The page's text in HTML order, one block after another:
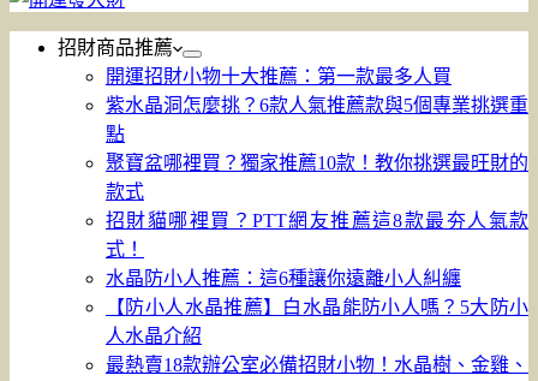
招財商品推薦
開運招財小物十大推薦：第一款最多人買
紫水晶洞怎麼挑？6款人氣推薦款與5個專業挑選重
點
聚寶盆哪裡買？獨家推薦10款！教你挑選最旺財的
款式
招財貓哪裡買？PTT網友推薦這8款最夯人氣款
式！
水晶防小人推薦：這6種讓你遠離小人糾纏
【防小人水晶推薦】白水晶能防小人嗎？5大防小
人水晶介紹
最熱賣18款辦公室必備招財小物！水晶樹、金雞、